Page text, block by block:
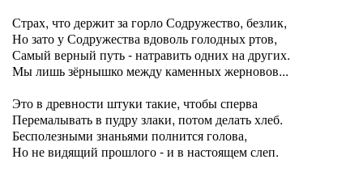
Страх, что держит за горло Содружество, безлик,
Но зато у Содружества вдоволь голодных ртов,
Самый верный путь - натравить одних на других.
Мы лишь зёрнышко между каменных жерновов...
Это в древности штуки такие, чтобы сперва
Перемалывать в пудру злаки, потом делать хлеб.
Бесполезными знаньями полнится голова,
Но не видящий прошлого - и в настоящем слеп.